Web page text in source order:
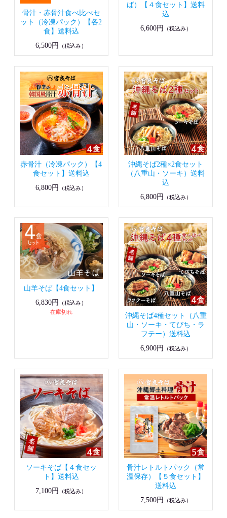
骨汁・赤骨汁食べ比べセ
ット（冷凍パック）【各2
食】送料込
6,500円
（税込み）
ば）【４食セット】送料
込
6,600円
（税込み）
赤骨汁（冷凍パック）【4
食セット】送料込
6,800円
（税込み）
沖縄そば2種×2食セット
（八重山・ソーキ）送料
込
6,800円
（税込み）
山羊そば【4食セット】
6,830円
（税込み）
在庫切れ
沖縄そば4種セット（八重
山・ソーキ・てびち・ラ
フテー）送料込
6,900円
（税込み）
ソーキそば【４食セッ
ト】送料込
7,100円
（税込み）
骨汁レトルトパック（常
温保存）【５食セット】
送料込
7,500円
（税込み）